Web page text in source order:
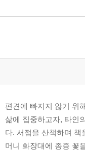
편견에 빠지지 않기 위
삶에 집중하고자, 타인
다. 서점을 산책하며 책
머니 화장대에 종종 꽃